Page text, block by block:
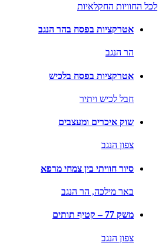
לכל החוויות החקלאיות
אטרקציות בפסח בהר הנגב
הר הנגב
אטרקציות בפסח בלכיש
חבל לכיש ויתיר
שוק איכרים ומעצבים
צפון הנגב
סיור חוויתי בין צמחי מרפא
באר מילכה, הר הנגב
משק 77 – קטיף תותים
צפון הנגב